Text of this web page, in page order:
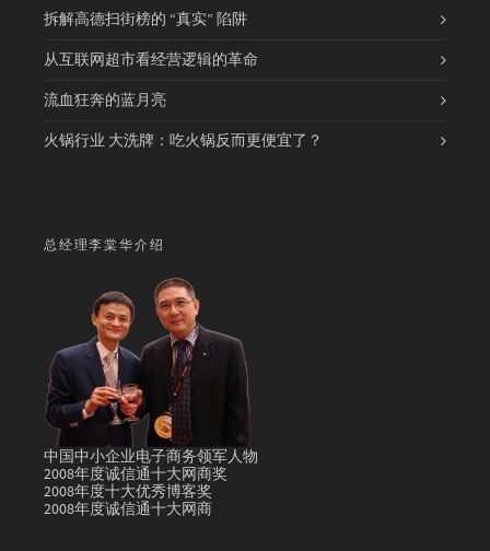
拆解高德扫街榜的 “真实” 陷阱
从互联网超市看经营逻辑的革命
流血狂奔的蓝月亮
火锅行业 大洗牌：吃火锅反而更便宜了？
总经理李棠华介绍
中国中小企业电子商务领军人物
2008年度诚信通十大网商奖
2008年度十大优秀博客奖
2008年度诚信通十大网商